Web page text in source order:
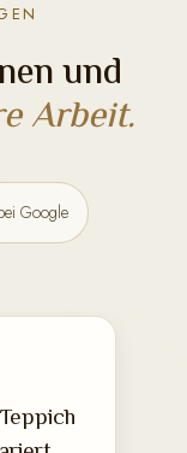
und
Arbeit.
Google